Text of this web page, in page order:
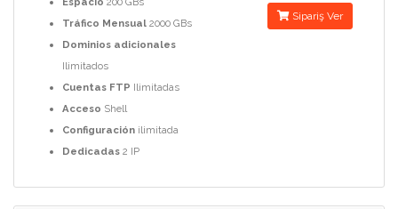
Tráfico Mensual 2000 GBs
Dominios adicionales
Ilimitados
Cuentas FTP Ilimitadas
Acceso Shell
Configuración ilimitada
Dedicadas 2 IP
Sipariş Ver